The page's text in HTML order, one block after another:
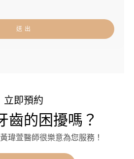
送 出
立即預約
齒的困擾嗎？
瑋萱醫師很樂意為您服務！